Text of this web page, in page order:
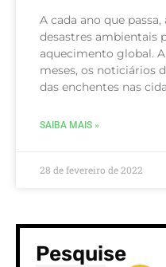
A cada ano que
desastres ambientais
aquecimento global.
meses, os noticiários
das enchentes nas
SAIBA MAIS »
28 de fevereiro de 2022
Pesquise